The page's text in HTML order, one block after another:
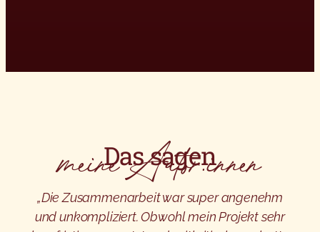
Das sagen
meine Autor:innen
„Die Zusammenarbeit war super angenehm
und unkompliziert. Obwohl mein Projekt sehr